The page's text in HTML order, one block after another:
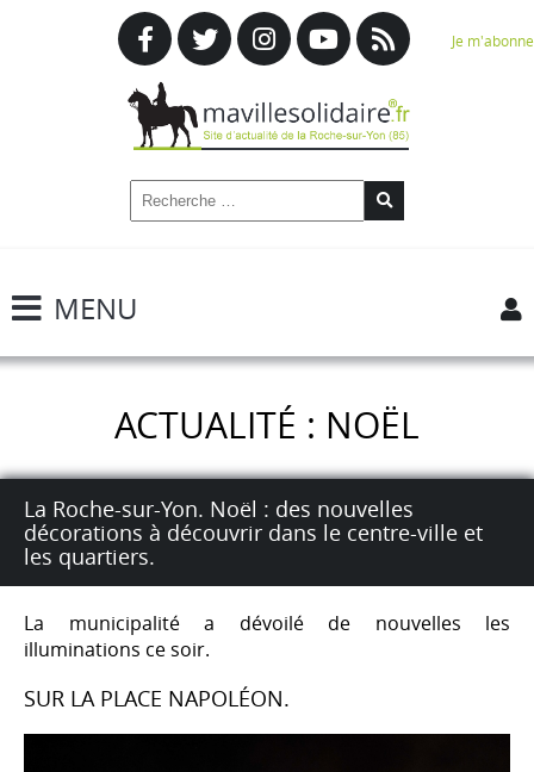
Je m'abonne
MENU
ACTUALITÉ : NOËL
La Roche-sur-Yon. Noël : des nouvelles
décorations à découvrir dans le centre-ville et
les quartiers.
La municipalité a dévoilé de nouvelles les
illuminations ce soir.
SUR LA PLACE NAPOLÉON.